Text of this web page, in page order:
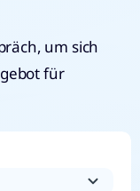
um sich
für